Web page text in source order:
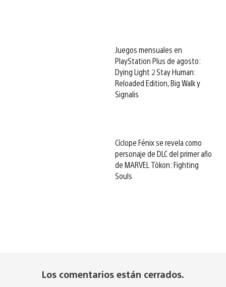
Juegos mensuales en
PlayStation Plus de agosto:
Dying Light 2 Stay Human:
Reloaded Edition, Big Walk y
Signalis
Cíclope Fénix se revela como
personaje de DLC del primer año
de MARVEL Tōkon: Fighting
Souls
Los comentarios están cerrados.